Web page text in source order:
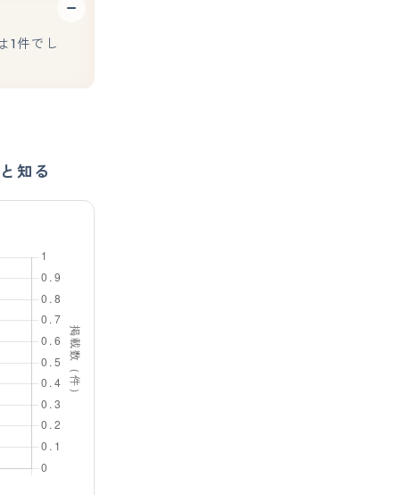
1件でし
知る